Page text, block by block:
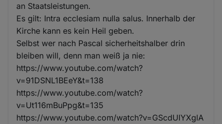
an Staatsleistungen.
Es gilt: Intra ecclesiam nulla salus. Innerhalb der
Kirche kann es kein Heil geben.
Selbst wer nach Pascal sicherheitshalber drin
bleiben will, denn man weiß ja nie:
https://www.youtube.com/watch?
v=91DSNL1BEeY&t=138
https://www.youtube.com/watch?
v=Ut116mBuPpg&t=135
https://www.youtube.com/watch?v=GScdUIYXglA